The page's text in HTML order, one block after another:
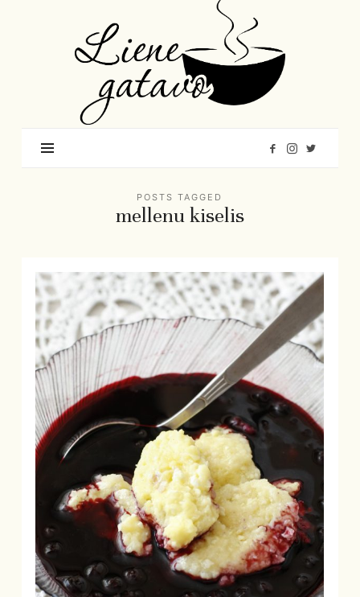
Gatavo
–
Mana
garšu
pasaule
POSTS TAGGED
mellenu kiselis